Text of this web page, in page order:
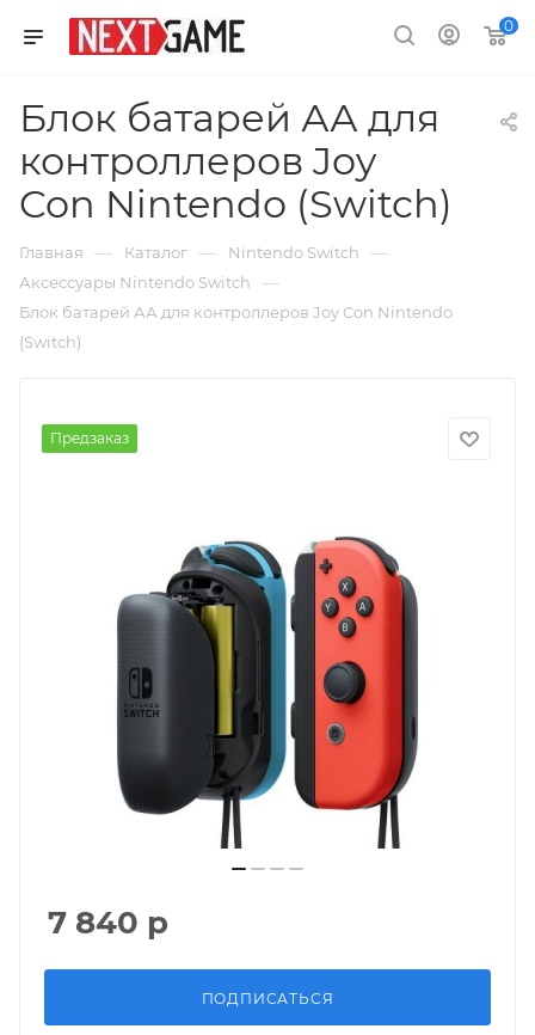
0
Блок батарей АА для
контроллеров Joy
Con Nintendo (Switch)
Главная — Каталог — Nintendo Switch —
Аксессуары Nintendo Switch —
Блок батарей АА для контроллеров Joy Con Nintendo
(Switch)
Предзаказ
7 840 р
ПОДПИСАТЬСЯ